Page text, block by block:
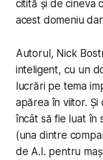
citită și de cineva
acest domeniu
Autorul, Nick
inteligent, cu un
lucrări pe tema
apărea în viitor.
încât să fie luat în
(una dintre
de A.I. pentru